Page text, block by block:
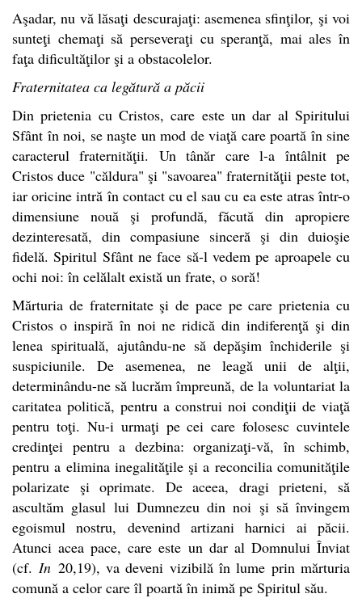
Aşadar, nu vă lăsaţi descurajaţi: asemenea sfinţilor, şi voi
sunteţi chemaţi să perseveraţi cu speranţă, mai ales în
faţa dificultăţilor şi a obstacolelor.
Fraternitatea ca legătură a păcii
Din prietenia cu Cristos, care este un dar al Spiritului
Sfânt în noi, se naşte un mod de viaţă care poartă în sine
caracterul fraternităţii. Un tânăr care l-a întâlnit pe
Cristos duce "căldura" şi "savoarea" fraternităţii peste tot,
iar oricine intră în contact cu el sau cu ea este atras într-o
dimensiune nouă şi profundă, făcută din apropiere
dezinteresată, din compasiune sinceră şi din duioşie
fidelă. Spiritul Sfânt ne face să-l vedem pe aproapele cu
ochi noi: în celălalt există un frate, o soră!
Mărturia de fraternitate şi de pace pe care prietenia cu
Cristos o inspiră în noi ne ridică din indiferenţă şi din
lenea spirituală, ajutându-ne să depăşim închiderile şi
suspiciunile. De asemenea, ne leagă unii de alţii,
determinându-ne să lucrăm împreună, de la voluntariat la
caritatea politică, pentru a construi noi condiţii de viaţă
pentru toţi. Nu-i urmaţi pe cei care folosesc cuvintele
credinţei pentru a dezbina: organizaţi-vă, în schimb,
pentru a elimina inegalităţile şi a reconcilia comunităţile
polarizate şi oprimate. De aceea, dragi prieteni, să
ascultăm glasul lui Dumnezeu din noi şi să învingem
egoismul nostru, devenind artizani harnici ai păcii.
Atunci acea pace, care este un dar al Domnului Înviat
(cf. In 20,19), va deveni vizibilă în lume prin mărturia
comună a celor care îl poartă în inimă pe Spiritul său.